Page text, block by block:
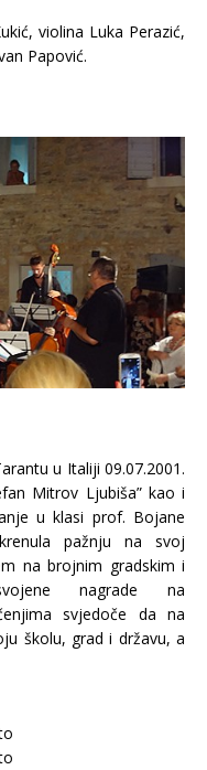
violina Luka Perazić,
Papović.
u Italiji 09.07.2001.
Mitrov Ljubiša” kao i
u klasi prof. Bojane
pažnju na svoj
na brojnim gradskim i
nagrade na
svjedoče da na
školu, grad i državu, a